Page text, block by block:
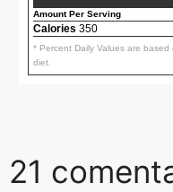
Amount Per Serving
Calories 350
* Percent Daily Values are based
diet.
21